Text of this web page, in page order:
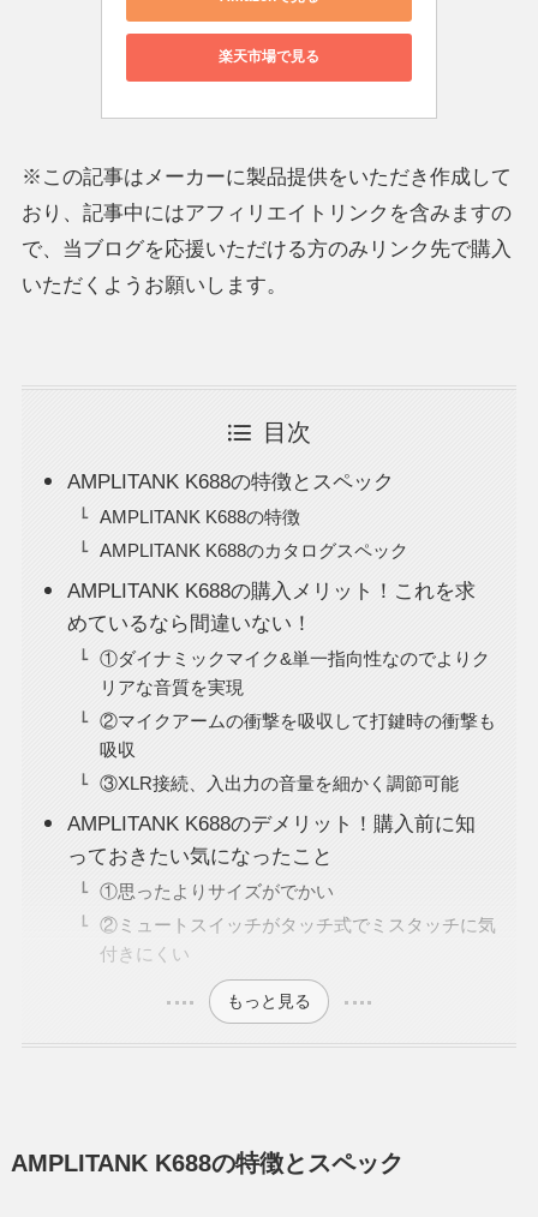
楽天市場で見る
※この記事はメーカーに製品提供をいただき作成して
おり、記事中にはアフィリエイトリンクを含みますの
で、当ブログを応援いただける方のみリンク先で購入
いただくようお願いします。
目次
AMPLITANK K688の特徴とスペック
AMPLITANK K688の特徴
AMPLITANK K688のカタログスペック
AMPLITANK K688の購入メリット！これを求
めているなら間違いない！
①ダイナミックマイク&単一指向性なのでよりク
リアな音質を実現
②マイクアームの衝撃を吸収して打鍵時の衝撃も
吸収
③XLR接続、入出力の音量を細かく調節可能
AMPLITANK K688のデメリット！購入前に知
っておきたい気になったこと
①思ったよりサイズがでかい
②ミュートスイッチがタッチ式でミスタッチに気
付きにくい
もっと見る
AMPLITANK K688の特徴とスペック